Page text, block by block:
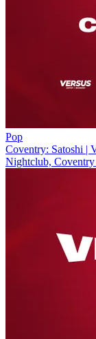
Pop
Coventry: Satoshi |
Nightclub, Coventry